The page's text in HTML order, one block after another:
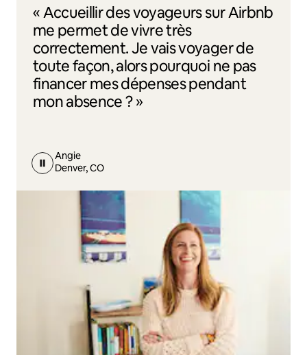
« Accueillir des voyageurs sur Airbnb
me permet de vivre très
correctement. Je vais voyager de
toute façon, alors pourquoi ne pas
financer mes dépenses pendant
mon absence ? »
Angie
Denver, CO